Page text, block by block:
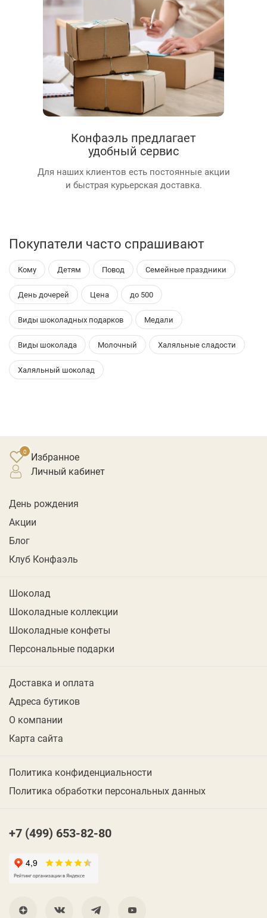
Конфаэль предлагает
удобный сервис
Для наших клиентов есть постоянные акции
и быстрая курьерская доставка.
Покупатели часто спрашивают
Кому Детям Повод Семейные праздники
День дочерей Цена до 500
Виды шоколадных подарков Медали
Виды шоколада Молочный Халяльные сладости
Халяльный шоколад
Избранное
личный кабинет
День рождения
Акции
Блог
Клуб Конфаэль
Шоколад
Шоколадные коллекции
Шоколадные конфеты
Персональные подарки
Доставка и оплата
Адреса бутиков
О компании
Карта сайта
Политика конфиденциальности
Политика обработки персональных данных
+7 (499) 653-82-80